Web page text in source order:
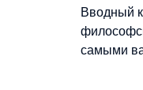
Вводный
самыми